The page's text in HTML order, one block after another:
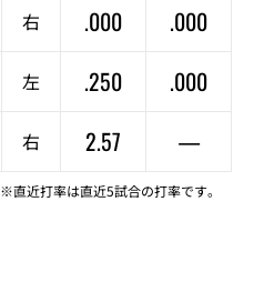
右 .000
.000
左 .250
.000
右 2.57 —
※直近打率は直近5試合の打率です。